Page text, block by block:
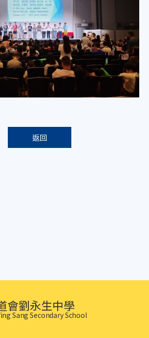
返回
會劉永生中學
Sang Secondary School